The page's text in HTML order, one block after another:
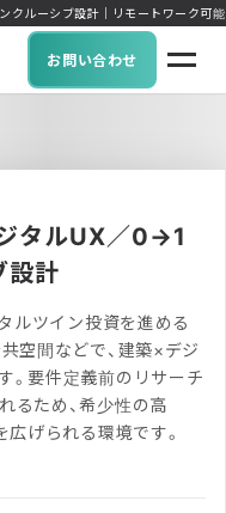
クルーシブ設計｜リモートワーク可
お問い合わせ
タルUX／0→1
設計
ルツイン投資を進める
空間などで、建築×デジ
。要件定義前のリサーチ
るため、希少性の高
げられる環境です。